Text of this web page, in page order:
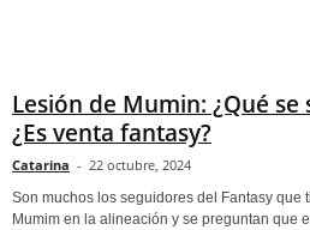
Lesión de Mumin: ¿Qué se
¿Es venta fantasy?
Catarina - 22 octubre, 2024
Son muchos los seguidores del Fantasy que
Mumim en la alineación y se preguntan que